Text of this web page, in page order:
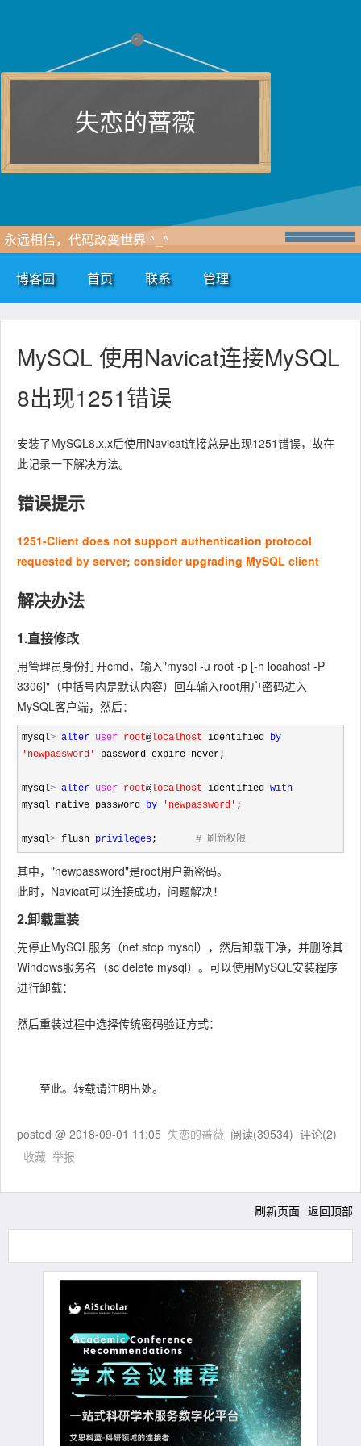
失恋的蔷薇
永远相信，代码改变世界 ^_^
博客园 首页 联系 管理
MySQL 使用Navicat连接MySQL
8出现1251错误
安装了MySQL8.x.x后使用Navicat连接总是出现1251错误，故在
此记录一下解决方法。
错误提示
1251-Client does not support authentication protocol
requested by server; consider upgrading MySQL client
解决办法
1.直接修改
用管理员身份打开cmd，输入"mysql -u root -p [-h locahost -P
3306]"（中括号内是默认内容）回车输入root用户密码进入
MySQL客户端，然后：
mysql> alter user root@localhost identified by
'newpassword ' password expire never;
mysql> alter user root@localhost identified with
mysql_native_password by 'newpassword ' ;
mysql> flush privileges; # 刷新权限
其中，"newpassword"是root用户新密码。
此时，Navicat可以连接成功，问题解决！
2.卸载重装
先停止MySQL服务（net stop mysql），然后卸载干净，并删除其
Windows服务名（sc delete mysql）。可以使用MySQL安装程序
进行卸载：
然后重装过程中选择传统密码验证方式：
至此。转载请注明出处。
posted @ 2018-09-01 11:05 失恋的蔷薇 阅读(39534) 评论(2)
收藏 举报
刷新页面 返回顶部